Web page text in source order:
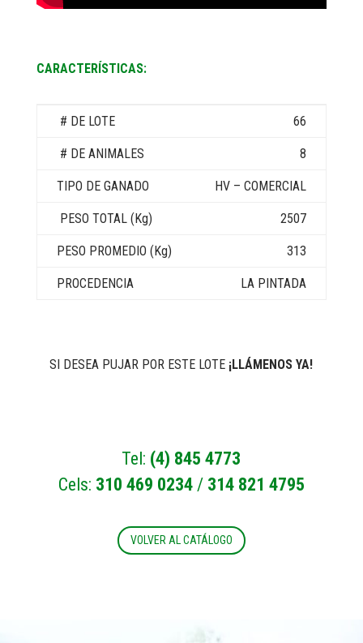
CARACTERÍSTICAS:
66
8
HV – COMERCIAL
2507
313
LA PINTADA
SI DESEA PUJAR POR ESTE LOTE ¡LLÁMENOS YA!
Tel: (4) 845 4773
Cels: 310 469 0234/ 314 821 4795
VOLVER AL CATÁLOGO